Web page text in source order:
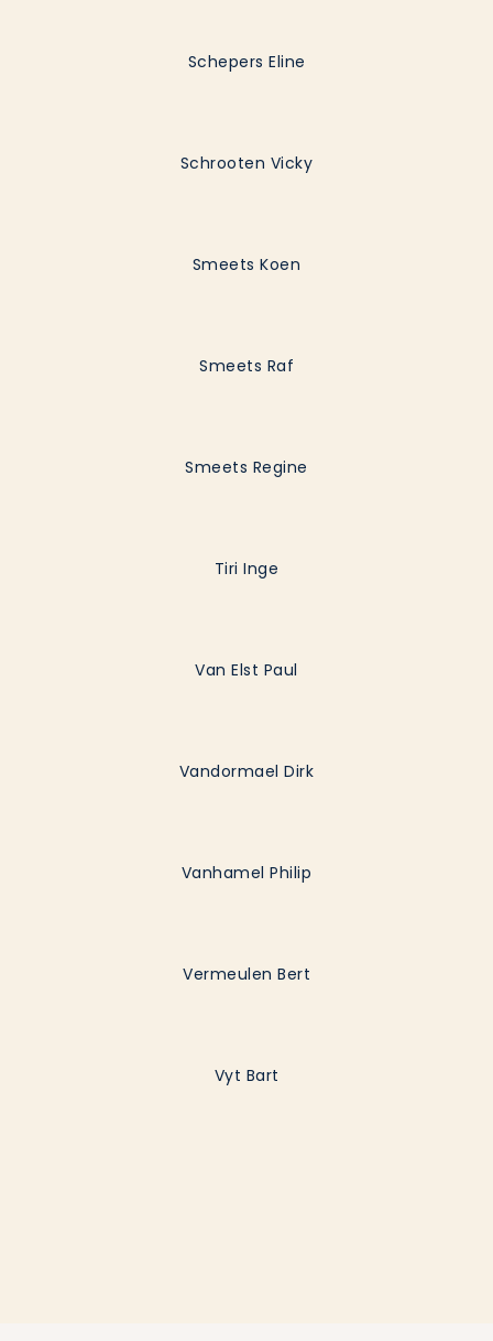
Schepers Eline
Schrooten Vicky
Smeets Koen
Smeets Raf
Smeets Regine
Tiri Inge
Van Elst Paul
Vandormael Dirk
Vanhamel Philip
Vermeulen Bert
Vyt Bart